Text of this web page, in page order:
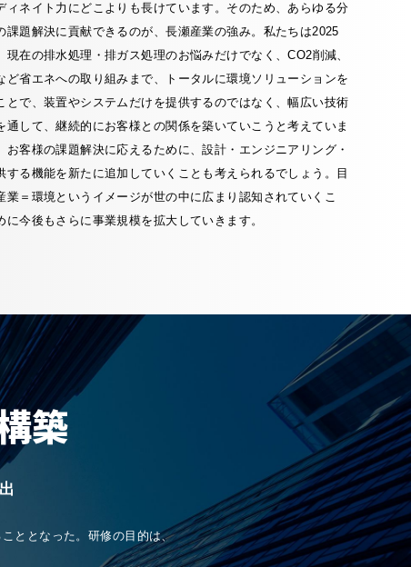
ィネイト力にどこよりも長けています。そのため、あらゆる分
課題解決に貢献できるのが、長瀬産業の強み。私たちは2025
現在の排水処理・排ガス処理のお悩みだけでなく、CO2削減、
ど省エネへの取り組みまで、トータルに環境ソリューションを
とで、装置やシステムだけを提供するのではなく、幅広い技術
通して、継続的にお客様との関係を築いていこうと考えていま
お客様の課題解決に応えるために、設計・エンジニアリング・
する機能を新たに追加していくことも考えられるでしょう。目
業＝環境というイメージが世の中に広まり認知されていくこ
に今後もさらに事業規模を拡大していきます。
築
ととなった。研修の目的は、